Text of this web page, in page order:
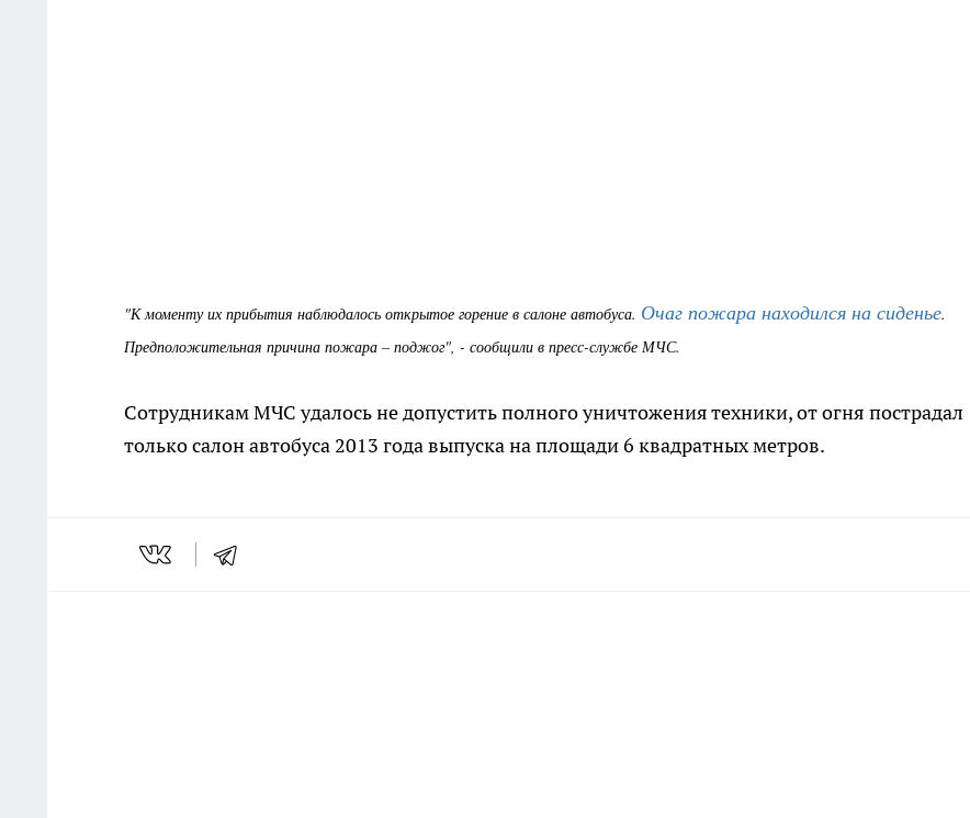
"К моменту их прибытия наблюдалось открытое горение в салоне автобуса. Очаг пожара находился на сиденье.
Предположительная причина пожара – поджог", - сообщили в пресс-службе МЧС.
Сотрудникам МЧС удалось не допустить полного уничтожения техники, от огня пострадал
только салон автобуса 2013 года выпуска на площади 6 квадратных метров.